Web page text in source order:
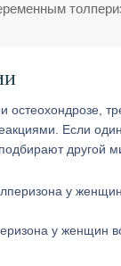
Если один
другой
у женщин